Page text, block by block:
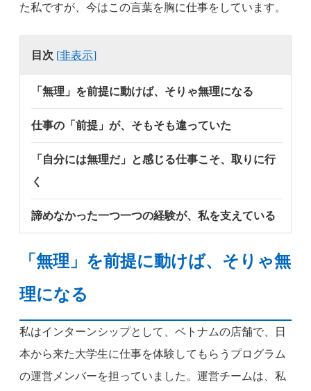
た私ですが、今はこの言葉を胸に仕事をしています。
目次 [非表示]
「無理」を前提に動けば、そりゃ無理になる
仕事の「前提」が、そもそも違っていた
「自分には無理だ」と感じる仕事こそ、取りに行
く
諦めなかった一つ一つの経験が、私を支えている
「無理」を前提に動けば、そりゃ無
理になる
私はインターンシップとして、ベトナムの店舗で、日
本から来た大学生に仕事を体験してもらうプログラム
の運営メンバーを担っていました。運営チームは、私